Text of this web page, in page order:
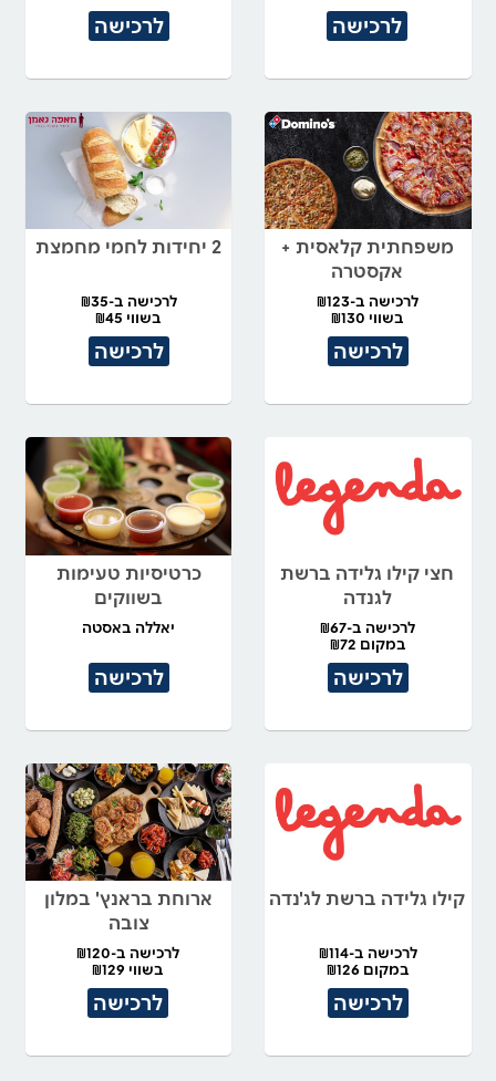
לרכישה לרכישה
משפחתית קלאסית +
אקסטרה
לרכישה ב-₪123
בשווי ₪130
לרכישה
2 יחידות לחמי מחמצת
לרכישה ב-₪35
בשווי ₪45
לרכישה
חצי קילו גלידה ברשת
לגנדה
לרכישה ב-₪67
במקום ₪72
לרכישה
כרטיסיות טעימות
בשווקים
יאללה באסטה
לרכישה
קילו גלידה ברשת לג'נדה
לרכישה ב-₪114
במקום ₪126
לרכישה
ארוחת בראנץ' במלון
צובה
לרכישה ב-₪120
בשווי ₪129
לרכישה